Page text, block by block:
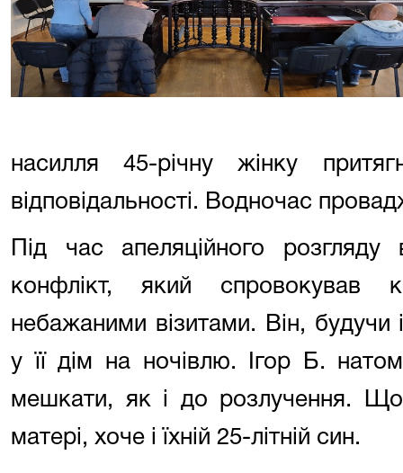
насилля 45-річну жінку
відповідальності. Водночас
Під час апеляційного розгляду
конфлікт, який спровокував
небажаними візитами. Він, будучи
у її дім на ночівлю. Ігор Б.
мешкати, як і до розлучення.
матері, хоче і їхній 25-літній син.